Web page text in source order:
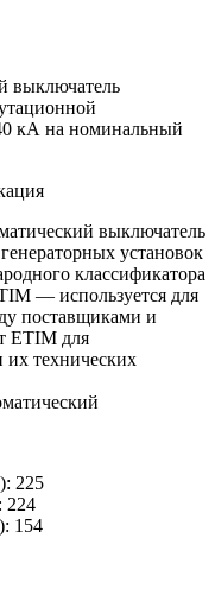
выключатель
кА на номинальный
выключатель
установок
классификатора
— используется для
поставщиками и
ETIM для
их технических
225
224
154